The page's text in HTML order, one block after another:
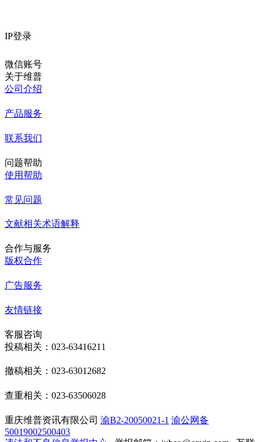
IP登录
微信账号
关于维普
公司介绍
产品服务
联系我们
问题帮助
使用帮助
常见问题
文献相关术语解释
合作与服务
版权合作
广告服务
友情链接
客服咨询
投稿相关：023-63416211
撤稿相关：023-63012682
查重相关：023-63506028
重庆维普资讯有限公司 渝B2-20050021-1 渝公网备
50019002500403